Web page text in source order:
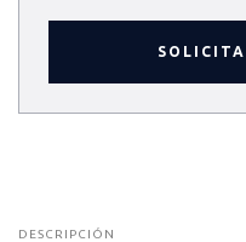
DESCRIPCIÓN